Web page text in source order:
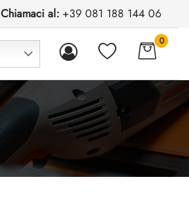
Chiamaci al: +39 081 188 144 06
0